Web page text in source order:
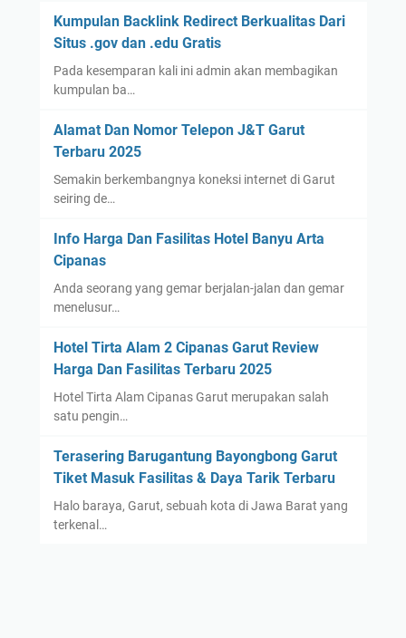
Kumpulan Backlink Redirect Berkualitas Dari
Situs .gov dan .edu Gratis
Pada kesemparan kali ini admin akan membagikan
kumpulan ba…
Alamat Dan Nomor Telepon J&T Garut
Terbaru 2025
Semakin berkembangnya koneksi internet di Garut
seiring de…
Info Harga Dan Fasilitas Hotel Banyu Arta
Cipanas
Anda seorang yang gemar berjalan-jalan dan gemar
menelusur…
Hotel Tirta Alam 2 Cipanas Garut Review
Harga Dan Fasilitas Terbaru 2025
Hotel Tirta Alam Cipanas Garut merupakan salah
satu pengin…
Terasering Barugantung Bayongbong Garut
Tiket Masuk Fasilitas & Daya Tarik Terbaru
Halo baraya, Garut, sebuah kota di Jawa Barat yang
terkenal…